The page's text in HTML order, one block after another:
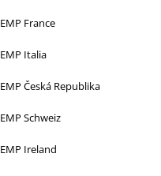
EMP France
EMP Italia
EMP Česká Republika
EMP Schweiz
EMP Ireland